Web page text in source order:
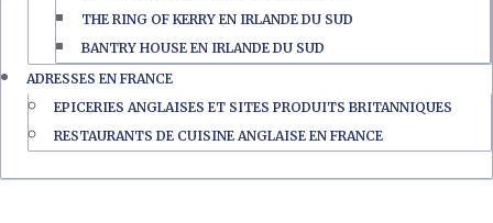
THE RING OF KERRY EN IRLANDE DU SUD
BANTRY HOUSE EN IRLANDE DU SUD
ADRESSES EN FRANCE
EPICERIES ANGLAISES ET SITES PRODUITS BRITANNIQUES
RESTAURANTS DE CUISINE ANGLAISE EN FRANCE